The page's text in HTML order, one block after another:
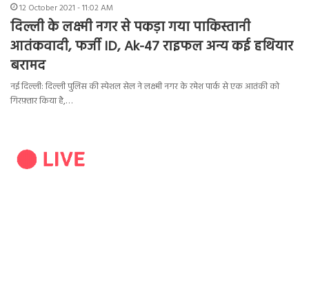
12 October 2021 - 11:02 AM
दिल्ली के लक्ष्मी नगर से पकड़ा गया पाकिस्तानी
आतंकवादी, फर्जी ID, Ak-47 राइफल अन्य कई हथियार
बरामद
नई दिल्ली: दिल्ली पुलिस की स्पेशल सेल ने लक्ष्मी नगर के रमेश पार्क से एक आतंकी को
गिरफ़्तार किया है,…